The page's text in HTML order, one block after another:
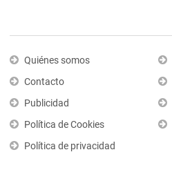
Quiénes somos
Contacto
Publicidad
Política de Cookies
Política de privacidad